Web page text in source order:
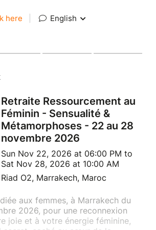
here English
Retraite Ressourcement au
Féminin - Sensualité &
Métamorphoses - 22 au 28
novembre 2026
Sun Nov 22, 2026 at 06:00 PM to
Sat Nov 28, 2026 at 10:00 AM
Riad O2, Marrakech, Maroc
aux femmes, à Marrakech du
2026, pour une reconnexion
joie et à votre énergie féminine,